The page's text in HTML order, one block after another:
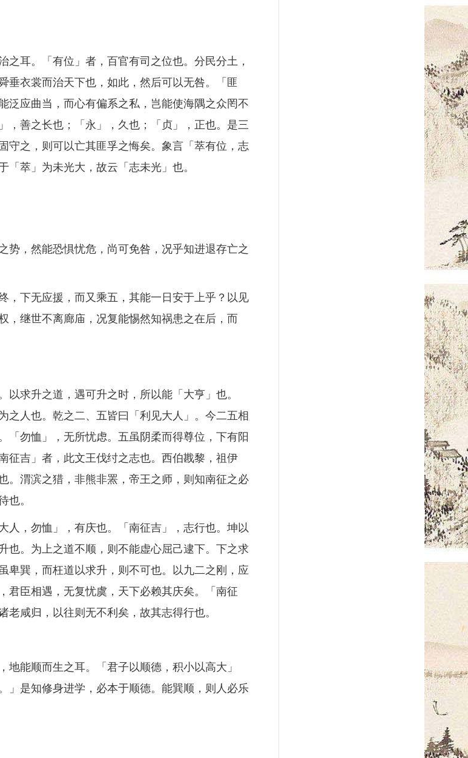
耳。「有位」者，百官有司之位也。分民分土，
垂衣裳而治天下也，如此，然后可以无咎。「匪
泛应曲当，而心有偏系之私，岂能使海隅之众罔不
，善之长也；「永」，久也；「贞」，正也。是三
守之，则可以亡其匪孚之悔矣。象言「萃有位，志
萃」为未光大，故云「志未光」也。
，然能恐惧忧危，尚可免咎，况乎知进退存亡之
下无应援，而又乘五，其能一日安于上乎？以见
，继世不离廊庙，况复能惕然知祸患之在后，而
求升之道，遇可升之时，所以能「大亨」也。
之人也。乾之二、五皆曰「利见大人」。今二五相
「勿恤」，无所忧虑。五虽阴柔而得尊位，下有阳
征吉」者，此文王伐纣之志也。西伯戡黎，祖伊
。渭滨之猎，非熊非罴，帝王之师，则知南征之必
也。
，勿恤」，有庆也。「南征吉」，志行也。坤以
也。为上之道不顺，则不能虚心屈己逮下。下之求
卑巽，而枉道以求升，则不可也。以九二之刚，应
君臣相遇，无复忧虞，天下必赖其庆矣。「南征
咸归，以往则无不利矣，故其志得行也。
能顺而生之耳。「君子以顺德，积小以高大」
」是知修身进学，必本于顺德。能巽顺，则人必乐